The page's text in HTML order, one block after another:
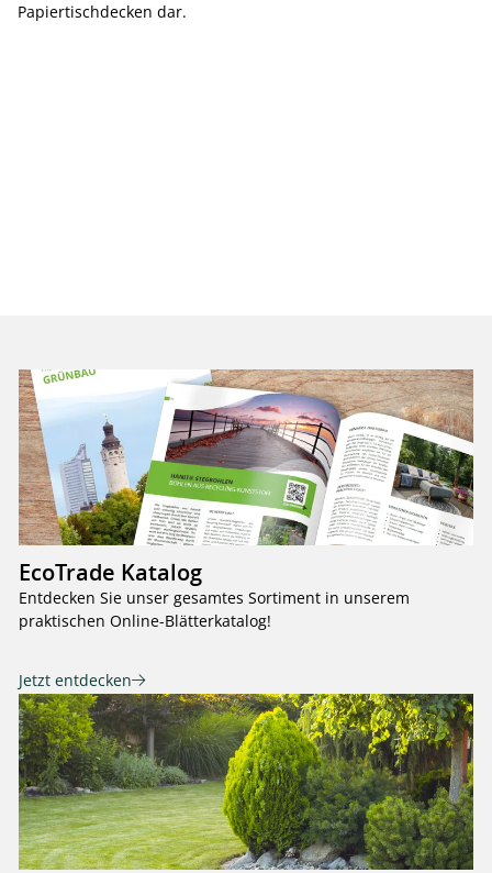
Papiertischdecken dar.
EcoTrade Katalog
Entdecken Sie unser gesamtes Sortiment in unserem
praktischen Online-Blätterkatalog!
Jetzt entdecken